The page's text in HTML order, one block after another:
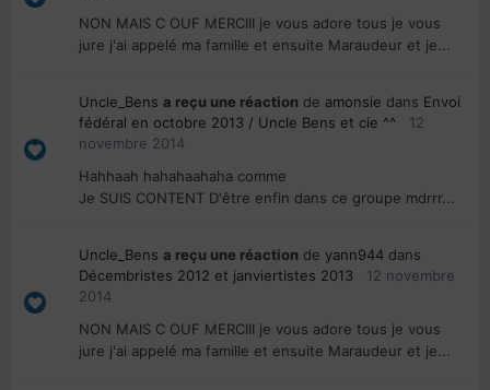
NON MAIS C OUF MERCIII je vous adore tous je vous
jure j'ai appelé ma famille et ensuite Maraudeur et je...
Uncle_Bens a reçu une réaction de amonsie dans Envoi
fédéral en octobre 2013 / Uncle Bens et cie ^^
12
novembre 2014
Hahhaah hahahaahaha comme
Je SUIS CONTENT D'être enfin dans ce groupe mdrrr...
Uncle_Bens a reçu une réaction de yann944 dans
Décembristes 2012 et janviertistes 2013
12 novembre
2014
NON MAIS C OUF MERCIII je vous adore tous je vous
jure j'ai appelé ma famille et ensuite Maraudeur et je...